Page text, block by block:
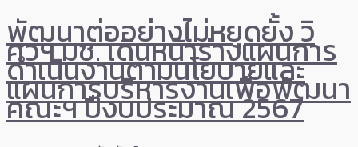
พัฒนาต่ออย่างไม่หยุดยั้ง วิ
ศวฯ มช. เดินหน้าร่างแผนการ
ดำเนินงานตามนโยบายและ
แผนการบริหารงานเพื่อพัฒนา
คณะฯ ปีงบประมาณ 2567